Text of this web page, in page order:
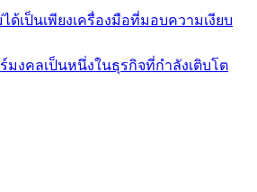
ด้เป็นเพียงเครื่องมือที่มอบความเงียบ
มงคลเป็นหนึ่งในธุรกิจที่กำลังเติบโต